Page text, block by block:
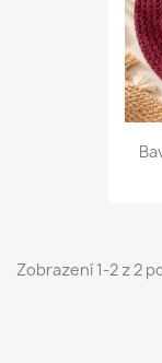
Zobrazení 1-2 z 2